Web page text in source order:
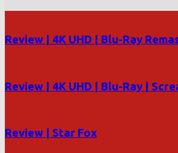
Review | 4K UHD | Blu-Ray
Review | 4K UHD | Blu-Ray |
Review | Star Fox